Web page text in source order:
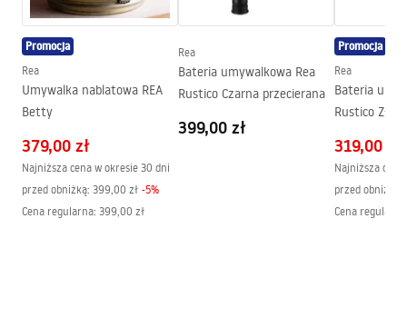
Średnica podłączenia:
3/8 cala
Warunki gwarancji
Warranty_Terms_and_Conditions_Faucets_-_5.pdf
Pielegnacja.pdf
Promocja
Rea
Umywalka nablatowa REA
Betty
379,00 zł
Najniższa cena w okresie 30 dni
przed obniżką: 399,00 zł -5%
Cena regularna: 399,00 zł
Rea
Bateria umywalkowa Rea
Rustico Czarna przecierana
399,00 zł
Promocja
Rea
Bateria
Rustico
319,00 zł
Najniższa
przed obniżką:
Cena regularna